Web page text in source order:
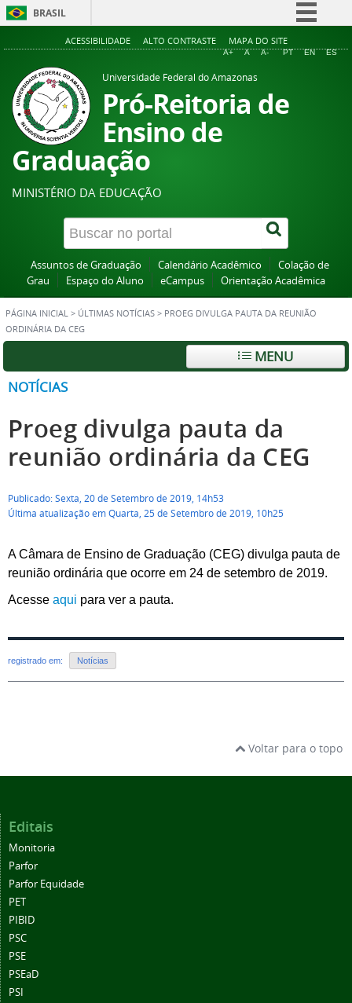
BRASIL
Simplifique!
Acesso à informação
ACESSIBILIDADE ALTO CONTRASTE MAPA DO SITE
A+ A A- PT EN ES
Universidade Federal do Amazonas
Pró-Reitoria de
Ensino de
Graduação
MINISTÉRIO DA EDUCAÇÃO
Assuntos de Graduação Calendário Acadêmico
Colação de
Grau
Espaço do Aluno eCampus Orientação Acadêmica
PÁGINA INICIAL > ÚLTIMAS NOTÍCIAS > PROEG DIVULGA PAUTA DA REUNIÃO
ORDINÁRIA DA CEG
MENU
NOTÍCIAS
Proeg divulga pauta da
reunião ordinária da CEG
Publicado: Sexta, 20 de Setembro de 2019, 14h53
Última atualização em Quarta, 25 de Setembro de 2019, 10h25
A Câmara de Ensino de Graduação (CEG) divulga pauta de
reunião ordinária que ocorre em 24 de setembro de 2019.
Acesse aqui para ver a pauta.
registrado em: Notícias
Voltar para o topo
Editais
Monitoria
Parfor
Parfor Equidade
PET
PIBID
PSC
PSE
PSEaD
PSI